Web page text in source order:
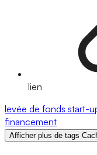
lien
levée de fonds start-
financement
Afficher plus de tags